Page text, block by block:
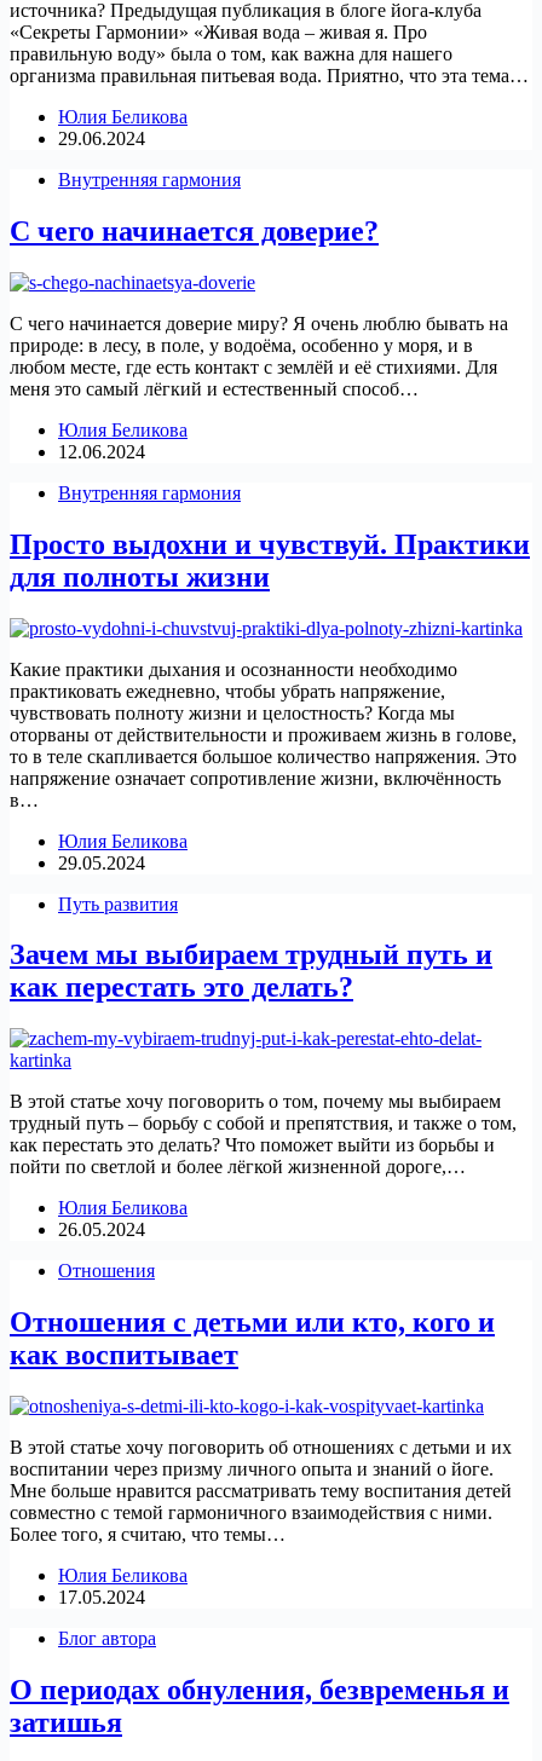
источника? Предыдущая публикация в блоге йога-клуба
«Секреты Гармонии» «Живая вода – живая я. Про
правильную воду» была о том, как важна для нашего
организма правильная питьевая вода. Приятно, что эта тема…
Юлия Беликова
29.06.2024
Внутренняя гармония
С чего начинается доверие?
С чего начинается доверие миру? Я очень люблю бывать на
природе: в лесу, в поле, у водоёма, особенно у моря, и в
любом месте, где есть контакт с землёй и её стихиями. Для
меня это самый лёгкий и естественный способ…
Юлия Беликова
12.06.2024
Внутренняя гармония
Просто выдохни и чувствуй. Практики
для полноты жизни
Какие практики дыхания и осознанности необходимо
практиковать ежедневно, чтобы убрать напряжение,
чувствовать полноту жизни и целостность? Когда мы
оторваны от действительности и проживаем жизнь в голове,
то в теле скапливается большое количество напряжения. Это
напряжение означает сопротивление жизни, включённость
в…
Юлия Беликова
29.05.2024
Путь развития
Зачем мы выбираем трудный путь и
как перестать это делать?
В этой статье хочу поговорить о том, почему мы выбираем
трудный путь – борьбу с собой и препятствия, и также о том,
как перестать это делать? Что поможет выйти из борьбы и
пойти по светлой и более лёгкой жизненной дороге,…
Юлия Беликова
26.05.2024
Отношения
Отношения с детьми или кто, кого и
как воспитывает
В этой статье хочу поговорить об отношениях с детьми и их
воспитании через призму личного опыта и знаний о йоге.
Мне больше нравится рассматривать тему воспитания детей
совместно с темой гармоничного взаимодействия с ними.
Более того, я считаю, что темы…
Юлия Беликова
17.05.2024
Блог автора
О периодах обнуления, безвременья и
затишья